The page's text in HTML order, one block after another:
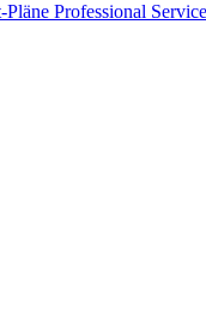
Pläne Professional